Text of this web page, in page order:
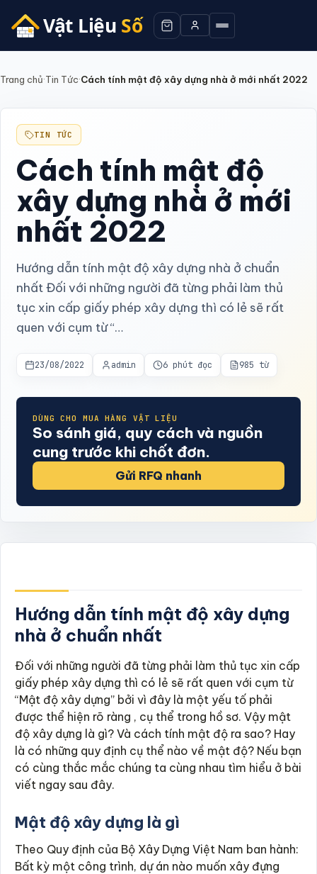
Trang chủ·Tin Tức·Cách tính mật độ xây dựng nhà ở mới nhất 2022
TIN TỨC
Cách tính mật độ
xây dựng nhà ở mới
nhất 2022
Hướng dẫn tính mật độ xây dựng nhà ở chuẩn
nhất Đối với những người đã từng phải làm thủ
tục xin cấp giấy phép xây dựng thì có lẻ sẽ rất
quen với cụm từ “…
23/08/2022 admin 6 phút đọc 985 từ
DÙNG CHO MUA HÀNG VẬT LIỆU
So sánh giá, quy cách và nguồn
cung trước khi chốt đơn.
Gửi RFQ nhanh
Hướng dẫn tính mật độ xây dựng
nhà ở chuẩn nhất
Đối với những người đã từng phải làm thủ tục xin cấp
giấy phép xây dựng thì có lẻ sẽ rất quen với cụm từ
“Mật độ xây dựng” bởi vì đây là một yếu tố phải
được thể hiện rõ ràng , cụ thể trong hồ sơ. Vậy mật
độ xây dựng là gì? Và cách tính mật độ ra sao? Hay
là có những quy định cụ thể nào về mật độ? Nếu bạn
có cùng thắc mắc chúng ta cùng nhau tìm hiểu ở bài
viết ngay sau đây.
Mật độ xây dựng là gì
Theo Quy định của Bộ Xây Dựng Việt Nam ban hành:
Bất kỳ một công trình, dự án nào muốn xây đựng